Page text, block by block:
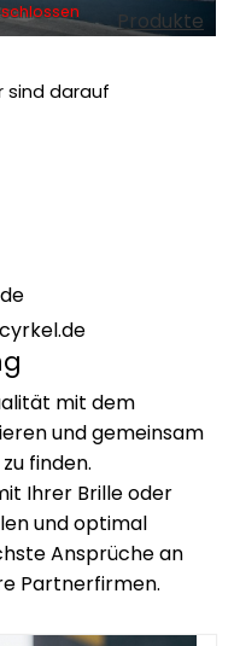
Produkte
sind darauf
mit dem
und gemeinsam
finden.
Ihrer Brille oder
und optimal
Ansprüche an
Partnerfirmen.